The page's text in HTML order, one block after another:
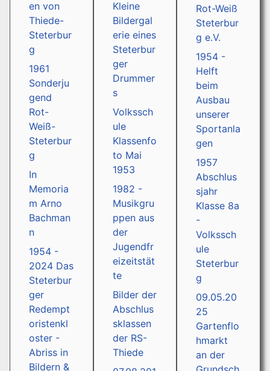
en von
Thiede-
Steterbur
g
1961
Sonderju
gend
Rot-
Weiß-
Steterbur
g
In
Memoria
m Arno
Bachman
n
1954 -
2024 Das
Steterbur
ger
Redempt
oristenkl
oster -
Abriss in
Bildern &
Kleine
Bildergal
erie eines
Steterbur
ger
Drummer
s
Volkssch
ule
Klassenfo
to Mai
1953
1982 -
Musikgru
ppen aus
der
Jugendfr
eizeitstät
te
Bilder der
Abschlus
sklassen
der RS-
Thiede
Rot-Weiß
Steterbur
g e.V.
1954 -
Helft
beim
Ausbau
unserer
Sportanla
gen
1957
Abschlus
sjahr
Klasse 8a
-
Volkssch
ule
Steterbur
g
09.05.20
25
Gartenflo
hmarkt
an der